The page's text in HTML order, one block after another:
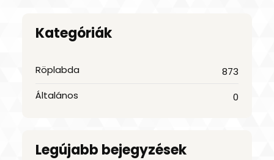
Kategóriák
Röplabda
873
Általános
0
Legújabb bejegyzések